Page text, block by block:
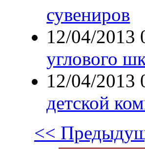
сувениров
12/04/2013
углового
12/04/2013
детской
<<